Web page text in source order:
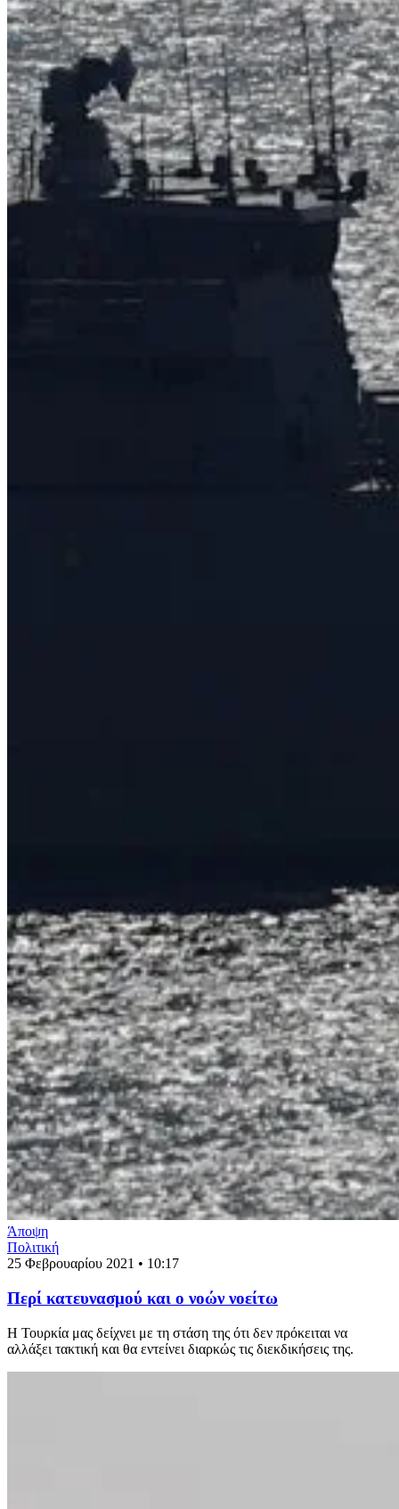
Άποψη
Πολιτική
25 Φεβρουαρίου 2021 • 10:17
Περί κατευνασμού και ο νοών νοείτω
Η Τουρκία μας δείχνει με τη στάση της ότι δεν πρόκειται να
αλλάξει τακτική και θα εντείνει διαρκώς τις διεκδικήσεις της.